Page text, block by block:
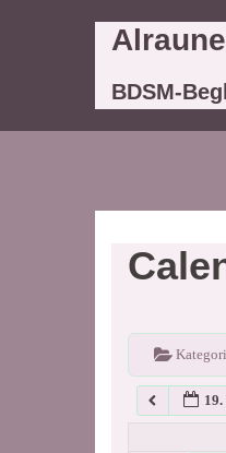
Alraune
BDSM-
7:00
8:00
12:00
13:00